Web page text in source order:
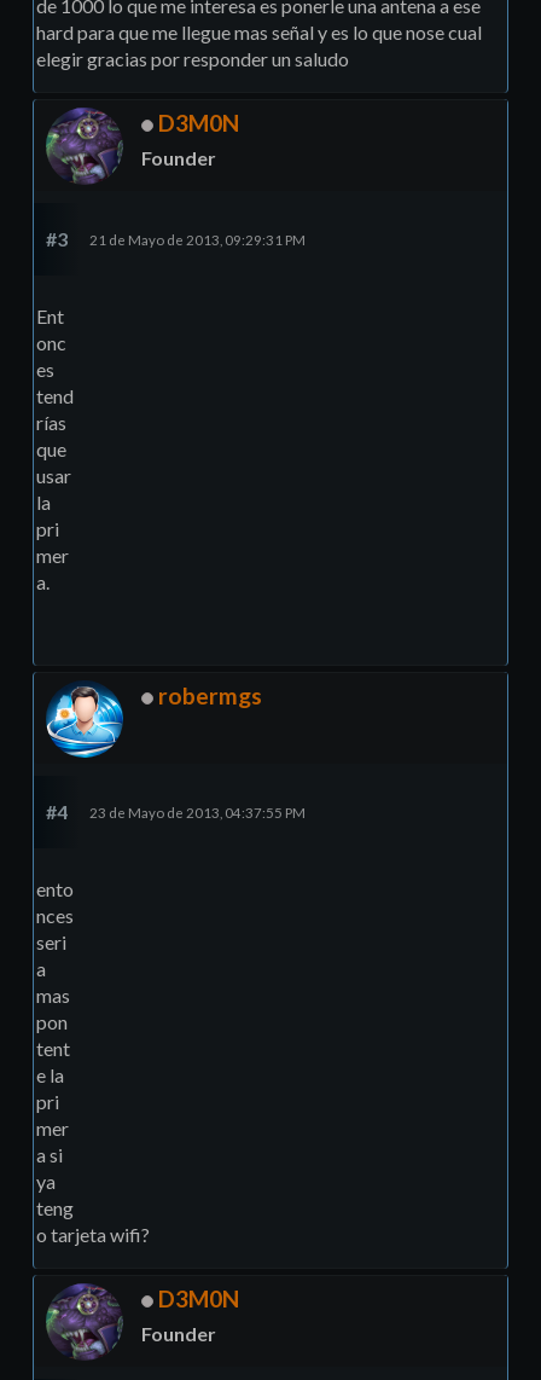
de 1000 lo que me interesa es ponerle una antena a ese
hard para que me llegue mas señal y es lo que nose cual
elegir gracias por responder un saludo
D3M0N
Founder
#3 21 de Mayo de 2013, 09:29:31 PM
Ent
onc
es
tend
rías
que
usar
la
pri
mer
a.
robermgs
#4 23 de Mayo de 2013, 04:37:55 PM
ento
nces
seri
a
mas
pon
tent
e la
pri
mer
a si
ya
teng
o tarjeta wifi?
D3M0N
Founder